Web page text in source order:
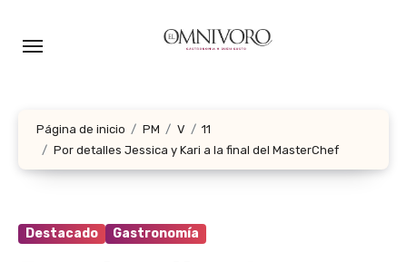
Página de inicio PM V
11
Por detalles Jessica y Kari a la final del MasterChef
Destacado Gastronomía